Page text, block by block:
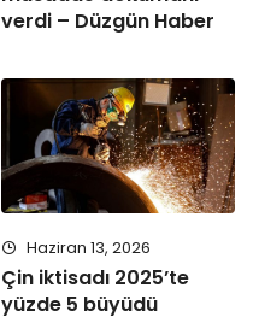
verdi – Düzgün Haber
Haziran 13, 2026
Çin iktisadı 2025’te
yüzde 5 büyüdü